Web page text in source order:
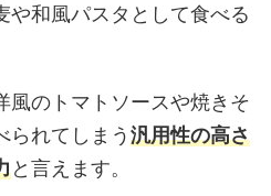
や和風パスタとして食べる
風のトマトソースや焼きそ
られてしまう汎用性の高さ
と言えます。